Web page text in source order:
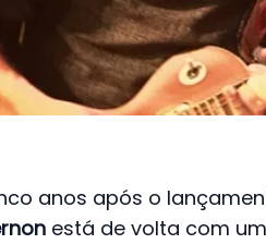
anos após o
está de volta com